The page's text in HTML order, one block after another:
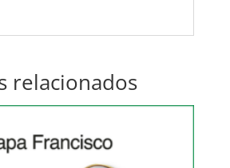
relacionados